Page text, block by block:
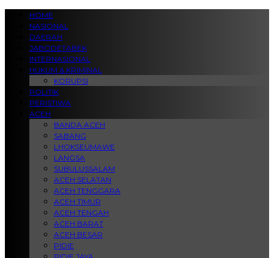
HOME
NASIONAL
DAERAH
JABODETABEK
INTERNASIONAL
HUKUM & KRIMINAL
KORUPSI
POLITIK
PERISTIWA
ACEH
BANDA ACEH
SABANG
LHOKSEUMAWE
LANGSA
SUBULUSSALAM
ACEH SELATAN
ACEH TENGGARA
ACEH TIMUR
ACEH TENGAH
ACEH BARAT
ACEH BESAR
PIDIE